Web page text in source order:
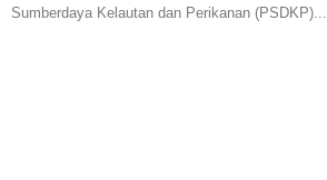
Sumberdaya Kelautan dan Perikanan (PSDKP)...